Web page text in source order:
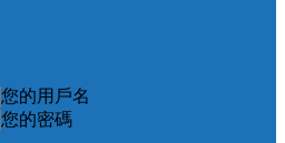
您的用戶名
您的密碼